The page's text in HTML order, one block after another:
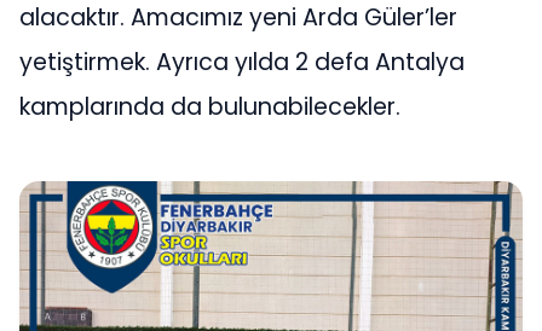
alacaktır. Amacımız yeni Arda Güler’ler
yetiştirmek. Ayrıca yılda 2 defa Antalya
kamplarında da bulunabilecekler.